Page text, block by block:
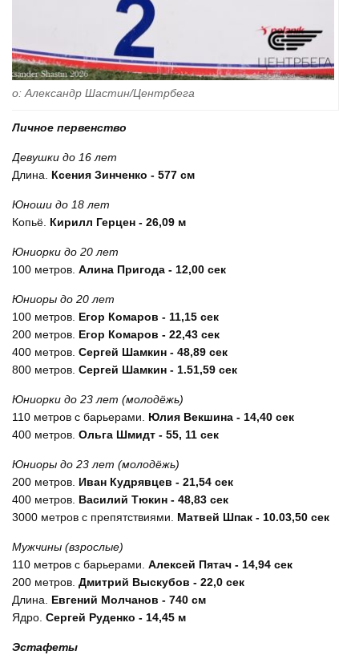
Александр Шастин/Центрбега
Личное первенство
Девушки до 16 лет
Длина. Ксения Зинченко - 577 см
Юноши до 18 лет
Копьё. Кирилл Герцен - 26,09 м
Юниорки до 20 лет
100 метров. Алина Пригода - 12,00 сек
Юниоры до 20 лет
100 метров. Егор Комаров - 11,15 сек
200 метров. Егор Комаров - 22,43 сек
400 метров. Сергей Шамкин - 48,89 сек
800 метров. Сергей Шамкин - 1.51,59 сек
Юниорки до 23 лет (молодёжь)
110 метров с барьерами. Юлия Векшина - 14,40 сек
400 метров. Ольга Шмидт - 55, 11 сек
Юниоры до 23 лет (молодёжь)
200 метров. Иван Кудрявцев - 21,54 сек
400 метров. Василий Тюкин - 48,83 сек
3000 метров с препятствиями. Матвей Шпак - 10.03,50 сек
Мужчины (взрослые)
110 метров с барьерами. Алексей Пятач - 14,94 сек
200 метров. Дмитрий Выскубов - 22,0 сек
Длина. Евгений Молчанов - 740 см
Ядро. Сергей Руденко - 14,45 м
Эстафеты